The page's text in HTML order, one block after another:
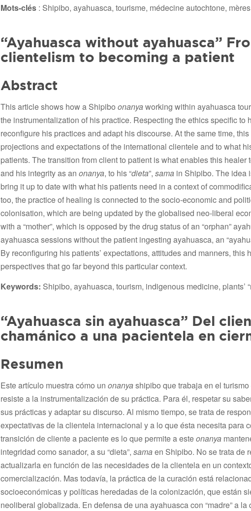
Mots-clés: Shipibo, ayahuasca, tourisme, médecine autochtone,
“Ayahuasca without ayahuasca”
clientelism to becoming a patient
Abstract
This article shows how a Shipibo onanyaworking within ayahuasca
the instrumentalization of his practice. Respecting the ethics specific to
reconfigure his practices and adapt his discourse. At the same time,
projections and expectations of the international clientele and to what
patients. The transition from client to patient is what enables this
and his integrity as an onanya, to his “dieta”, samain Shipibo. The idea
bring it up to date with what his patients need in a context of
too, the practice of healing is connected to the socio-economic and
colonisation, which are being updated by the globalised neo-liberal
with a “mother”, which is opposed by the drug status of an “orphan”
ayahuasca sessions without the patient ingesting ayahuasca, an
By reconfiguring his patients’ expectations, attitudes and manners, this
perspectives that go far beyond this particular context.
Keywords: Shipibo, ayahuasca, tourism, indigenous medicine, plants’
“Ayahuasca sin ayahuasca” Del
chamánico a una pacientela en
Resumen
Este artículo muestra cómo un onanyashipibo que trabaja en el
resiste a la instrumentalización de su práctica. Para él, respetar su
sus prácticas y adaptar su discurso. Al mismo tiempo, se trata de
expectativas de la clientela internacional y a lo que ésta necesita para
transición de cliente a paciente es lo que permite a esteonanya
integridad como sanador, a su “dieta”, samaen Shipibo. No se trata de
actualizarla en función de las necesidades de la clientela en un
comercialización. Mas todavía, la práctica de la curación está
socioeconómicas y políticas heredadas de la colonización, que están
neoliberal globalizada. En defensa de una ayahuasca con “madre” a